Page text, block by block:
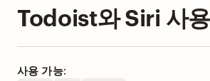
Todoist와 Siri 사
사용 가능: